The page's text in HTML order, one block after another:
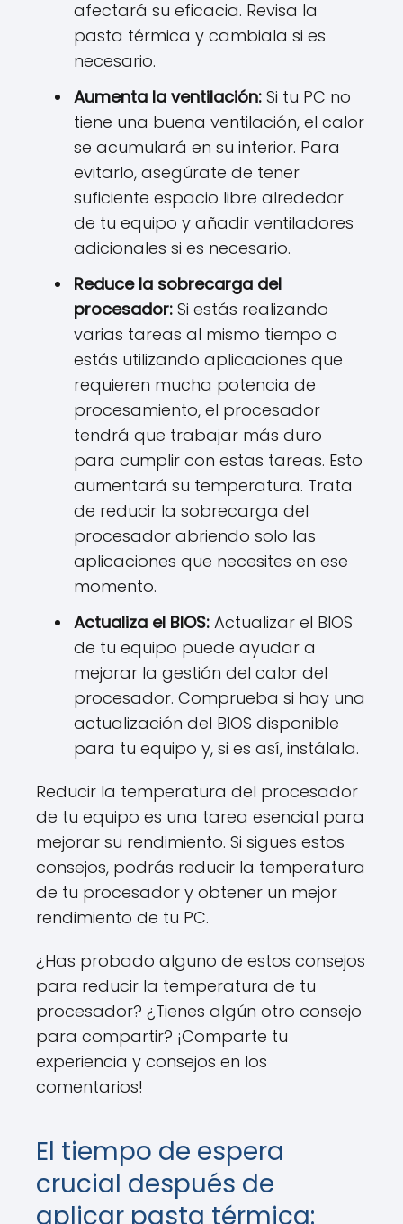
afectará su eficacia. Revisa la
pasta térmica y cambiala si es
necesario.
Aumenta la ventilación: Si tu PC no
tiene una buena ventilación, el calor
se acumulará en su interior. Para
evitarlo, asegúrate de tener
suficiente espacio libre alrededor
de tu equipo y añadir ventiladores
adicionales si es necesario.
Reduce la sobrecarga del
procesador: Si estás realizando
varias tareas al mismo tiempo o
estás utilizando aplicaciones que
requieren mucha potencia de
procesamiento, el procesador
tendrá que trabajar más duro
para cumplir con estas tareas. Esto
aumentará su temperatura. Trata
de reducir la sobrecarga del
procesador abriendo solo las
aplicaciones que necesites en ese
momento.
Actualiza el BIOS: Actualizar el BIOS
de tu equipo puede ayudar a
mejorar la gestión del calor del
procesador. Comprueba si hay una
actualización del BIOS disponible
para tu equipo y, si es así, instálala.
Reducir la temperatura del procesador
de tu equipo es una tarea esencial para
mejorar su rendimiento. Si sigues estos
consejos, podrás reducir la temperatura
de tu procesador y obtener un mejor
rendimiento de tu PC.
¿Has probado alguno de estos consejos
para reducir la temperatura de tu
procesador? ¿Tienes algún otro consejo
para compartir? ¡Comparte tu
experiencia y consejos en los
comentarios!
El tiempo de espera
crucial después de
aplicar pasta térmica: